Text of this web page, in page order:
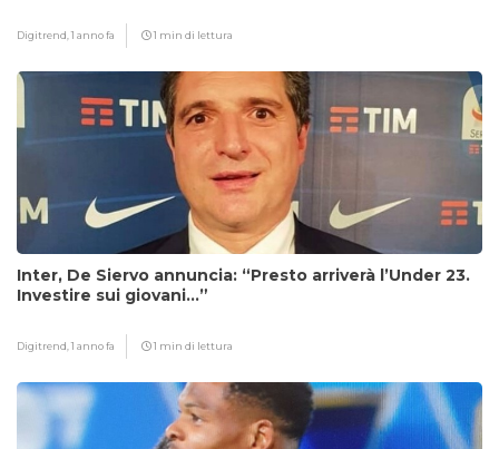
Digitrend,1 anno fa 1 min di lettura
Inter, De Siervo annuncia: “Presto arriverà l’Under 23.
Investire sui giovani…”
Digitrend,1 anno fa 1 min di lettura